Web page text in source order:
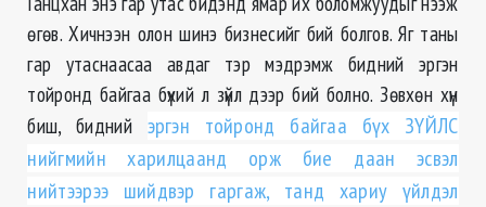
өгөв. Хичнээн олон шинэ бизнесийг бий болгов. Яг таны
гар утаснаасаа авдаг тэр мэдрэмж бидний эргэн
тойронд байгаа бүхий л зүйл дээр бий болно. Зөвхөн хүн
биш, бидний эргэн тойронд байгаа бүх ЗҮЙЛС
нийгмийн харилцаанд орж бие даан эсвэл
нийтээрээ шийдвэр гаргаж, танд хариу үйлдэл